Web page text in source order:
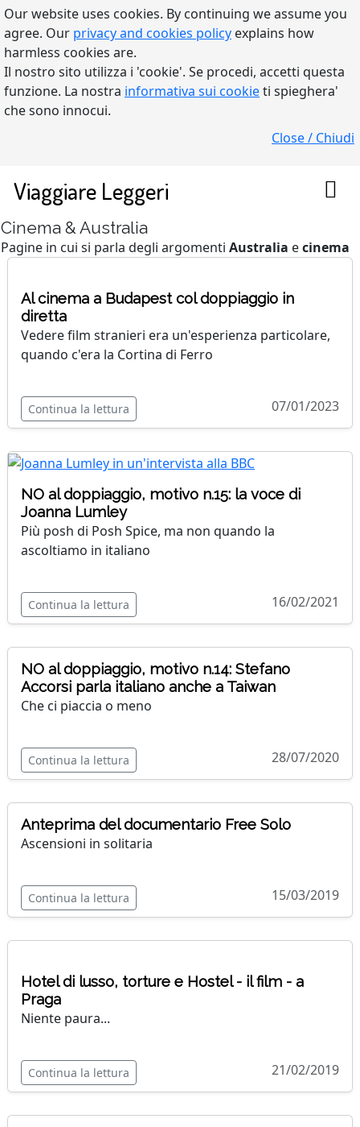
Our website uses cookies. By continuing we assume you
agree. Our privacy and cookies policy explains how
harmless cookies are.
Il nostro sito utilizza i 'cookie'. Se procedi, accetti questa
funzione. La nostra informativa sui cookieti spieghera'
che sono innocui.
Close / Chiudi
Viaggiare Leggeri
Cinema & Australia
Pagine in cui si parla degli argomenti Australia ecinema
Al cinema a Budapest col doppiaggio in
diretta
Vedere film stranieri era un'esperienza particolare,
quando c'era la Cortina di Ferro
Continua la lettura 07/01/2023
NO al doppiaggio, motivo n.15: la voce di
Joanna Lumley
Più posh di Posh Spice, ma non quando la
ascoltiamo in italiano
Continua la lettura 16/02/2021
NO al doppiaggio, motivo n.14: Stefano
Accorsi parla italiano anche a Taiwan
Che ci piaccia o meno
Continua la lettura 28/07/2020
Anteprima del documentario Free Solo
Ascensioni in solitaria
Continua la lettura 15/03/2019
Hotel di lusso, torture e Hostel - il film - a
Praga
Niente paura...
Continua la lettura 21/02/2019